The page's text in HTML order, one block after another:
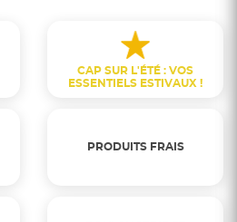
CAP SUR L'ÉTÉ : VOS
ESSENTIELS ESTIVAUX !
PRODUITS FRAIS